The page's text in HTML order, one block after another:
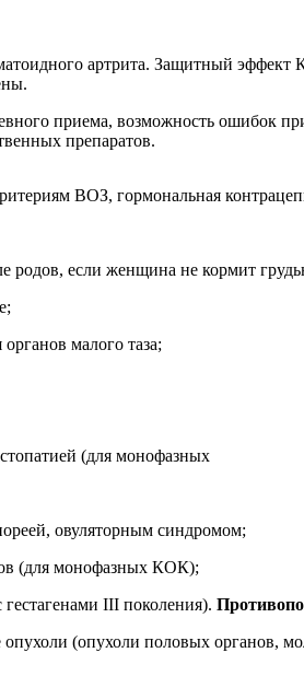
артрита. Защитный эффект
приема, возможность ошибок
препаратов.
ВОЗ, гормональная
родов, если женщина не кормит
малого таза;
(для монофазных
овуляторным синдромом;
(для монофазных КОК);
III поколения).
опухоли (опухоли половых органов,